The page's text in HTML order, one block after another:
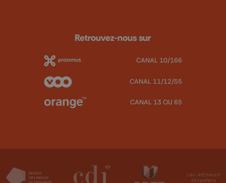
Retrouvez-nous sur
CANAL 10/166
CANAL 11/12/55
CANAL 13 OU 65